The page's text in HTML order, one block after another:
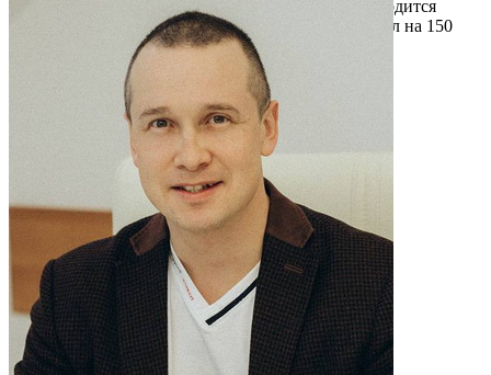
Гостиничный комплекс "Гостиный двор" , где находится
гостиница, бильярдный клуб, кафе и банкетный зал на 150
Читать описание
Перейти на сайт